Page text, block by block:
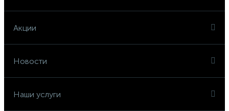
Акции
Новости
Наши услуги